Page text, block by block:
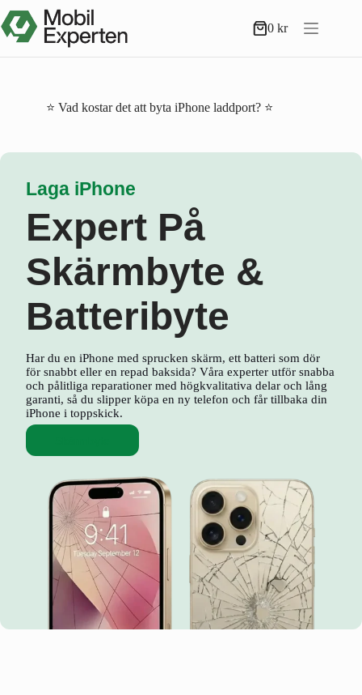
till
innehåll
Varukorg
0kr
⭐ Vad kostar det att byta iPhone laddport? ⭐
Laga iPhone
Expert På
Skärmbyte &
Batteribyte
Har du en iPhone med sprucken skärm, ett batteri som dör
för snabbt eller en repad baksida? Våra experter utför snabba
och pålitliga reparationer med högkvalitativa delar och lång
garanti, så du slipper köpa en ny telefon och får tillbaka din
iPhone i toppskick.